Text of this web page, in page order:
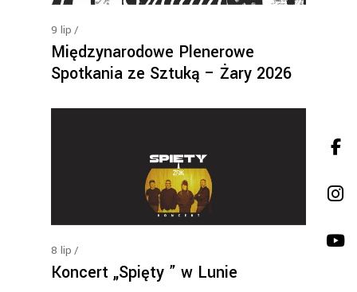
9 lip
Międzynarodowe Plenerowe
Spotkania ze Sztuką – Żary 2026
8 lip
Koncert „Spięty ” w Lunie